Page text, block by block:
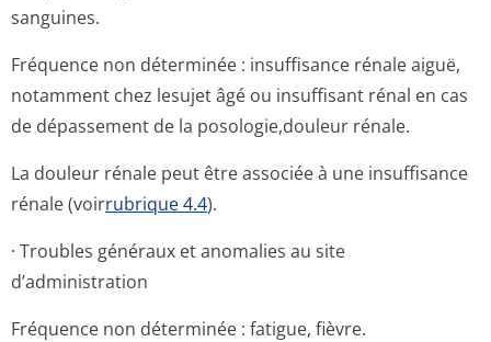
sanguines.
Fréquence non déterminée : insuffisance rénale aiguë,
notamment chez lesujet âgé ou insuffisant rénal en cas
de dépassement de la posologie,douleur rénale.
La douleur rénale peut être associée à une insuffisance
rénale (voirrubrique 4.4).
· Troubles généraux et anomalies au site
d’administration
Fréquence non déterminée : fatigue, fièvre.